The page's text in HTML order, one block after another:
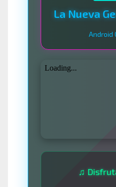
Android
♫ Disfruta de la